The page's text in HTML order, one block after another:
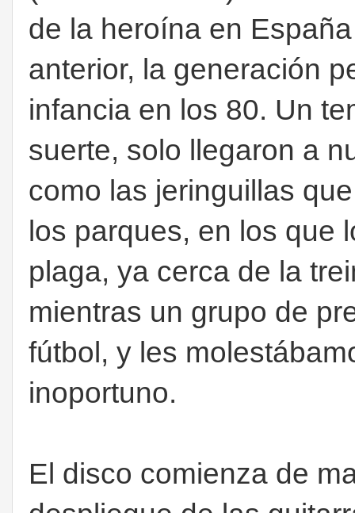
de la heroína en
anterior, la generación
infancia en los 80. Un
suerte, solo llegaron a
como las jeringuillas
los parques, en los que
plaga, ya cerca de la
mientras un grupo de
fútbol, y les
inoportuno.
El disco comienza de